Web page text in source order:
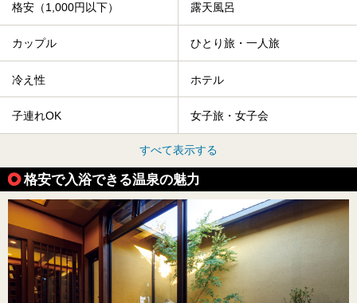
格安（1,000円以下） 露天風呂
カップル ひとり旅・一人旅
冷え性 ホテル
子連れOK 女子旅・女子会
すべて表示する
格安で入浴できる温泉の魅力